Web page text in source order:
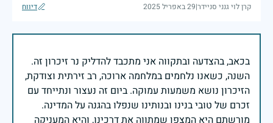
קרן לוי גנני סניידר|29 באפריל 2025 דיווח
בכאב, בהצדעה ובתקווה אני מתכבד להדליק נר זיכרון זה.
השנה, כשאנו נלחמים במלחמה ארוכה, רב זירתית וצודקת,
הזיכרון נושא משמעות עמוקה. ביום זה נעצור ונתייחד עם
זכרם של טובי בנינו ובנותינו שנפלו בהגנה על המדינה.
מורשתם היא המצפן שמתווה את דרכינו, והיא המעניקה